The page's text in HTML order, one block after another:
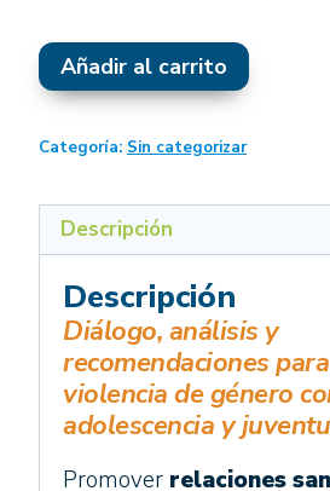
Webinario
Sembrando
de
voces
jóvenes
acción
por
igualdad
cantidad
Añadir al carrito
Categoría: Sin categorizar
Descripción
Descripción
Diálogo, análisis y
recomendaciones
violencia de género
adolescencia y
Promover relaciones